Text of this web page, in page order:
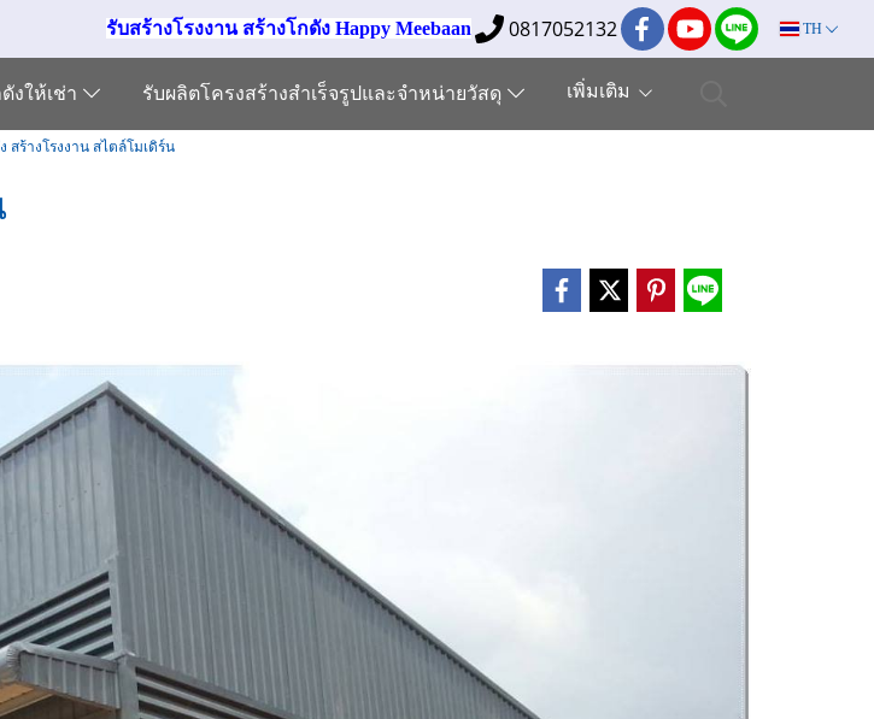
รับสร้างโรงงาน สร้างโกดัง Happy Meebaan 0817052132 TH
ดังให้เช่า รับผลิตโครงสร้างสำเร็จรูปและจำหน่ายวัสดุ เพิ่มเติม
สร้างโรงงาน สไตล์โมเดิร์น